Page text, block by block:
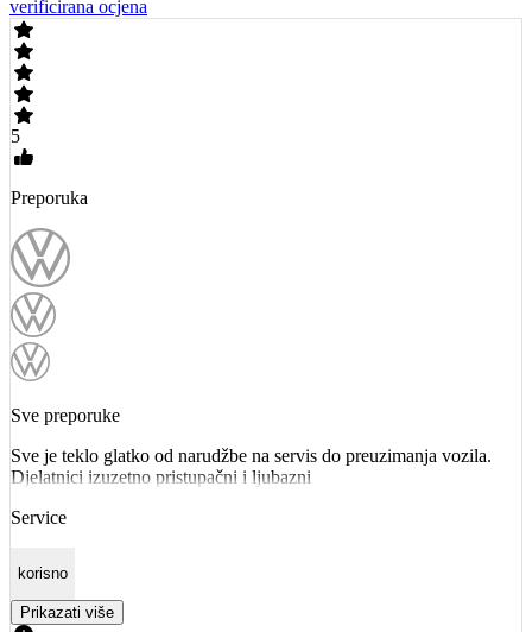
verificirana ocjena
5
Preporuka
Sve preporuke
Sve je teklo glatko od narudžbe na servis do preuzimanja vozila.
Djelatnici izuzetno pristupačni i ljubazni
Service
korisno
Prikazati više